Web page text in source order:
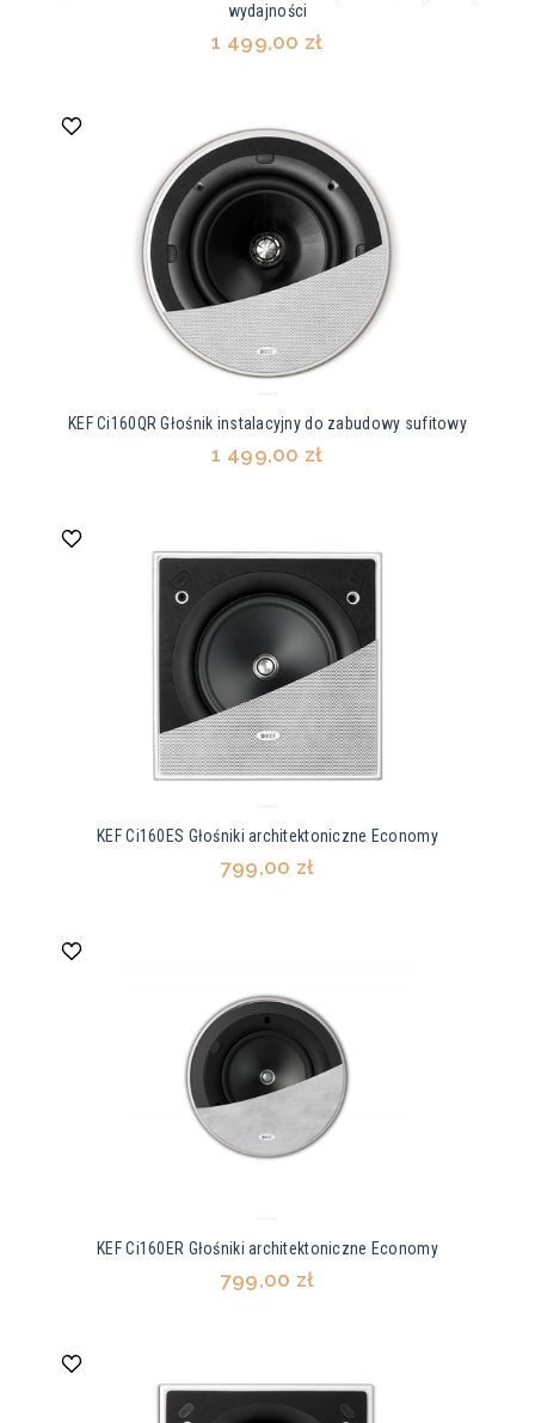
wydajności
1 499,00 zł
KEF Ci160QR Głośnik instalacyjny do zabudowy sufitowy
1 499,00 zł
KEF Ci160ES Głośniki architektoniczne Economy
799,00 zł
KEF Ci160ER Głośniki architektoniczne Economy
799,00 zł